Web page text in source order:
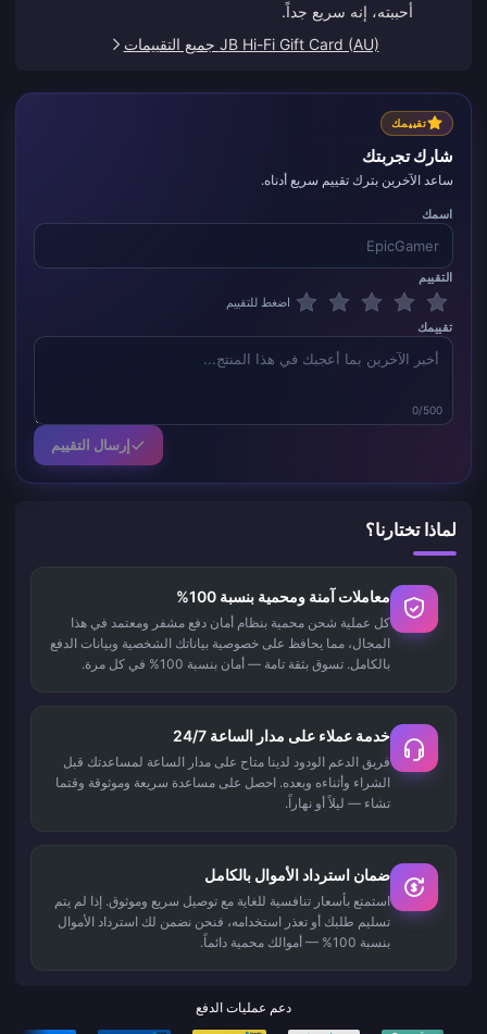
أحببته، إنه سريع جداً.
JB Hi-Fi Gift Card (AU) جميع التقييمات
تقييمك
شارك تجربتك
ساعد الآخرين بترك تقييم سريع أدناه.
اسمك
التقييم
اضغط للتقييم
تقييمك
0/500
إرسال التقييم
لماذا تختارنا؟
معاملات آمنة ومحمية بنسبة 100%
كل عملية شحن محمية بنظام أمان دفع مشفر ومعتمد في هذا
المجال، مما يحافظ على خصوصية بياناتك الشخصية وبيانات الدفع
بالكامل. تسوق بثقة تامة — أمان بنسبة 100% في كل مرة.
خدمة عملاء على مدار الساعة 24/7
فريق الدعم الودود لدينا متاح على مدار الساعة لمساعدتك قبل
الشراء وأثناءه وبعده. احصل على مساعدة سريعة وموثوقة وقتما
تشاء — ليلاً أو نهاراً.
ضمان استرداد الأموال بالكامل
استمتع بأسعار تنافسية للغاية مع توصيل سريع وموثوق. إذا لم يتم
تسليم طلبك أو تعذر استخدامه، فنحن نضمن لك استرداد الأموال
بنسبة 100% — أموالك محمية دائماً.
دعم عمليات الدفع